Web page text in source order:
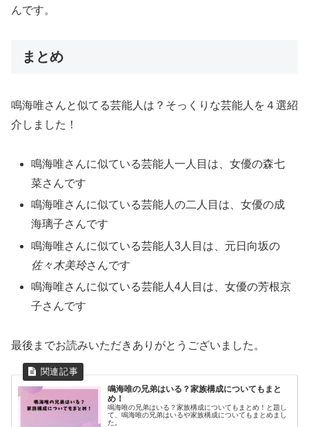
んです。
まとめ
鳴海唯さんと似てる芸能人は？そっくりな芸能人を４選紹
介しました！
鳴海唯さんに似ている芸能人一人目は、女優の森七
菜さんです
鳴海唯さんに似ている芸能人の二人目は、女優の成
海璃子さんです
鳴海唯さんに似ている芸能人3人目は、元日向坂の
佐々木美玲さんです
鳴海唯さんに似ている芸能人4人目は、女優の芳根京
子さんです
最後までお読みいただきありがとうございました。
鳴海唯の兄弟はいる？家族構成についてもまと
め！
鳴海唯の兄弟はいる？家族構成についてもまとめ！と題し
て、鳴海唯の兄弟はいるや家族構成についてもまとめまし
た。